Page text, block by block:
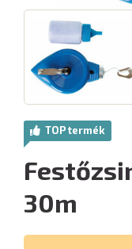
TOP termék
30m